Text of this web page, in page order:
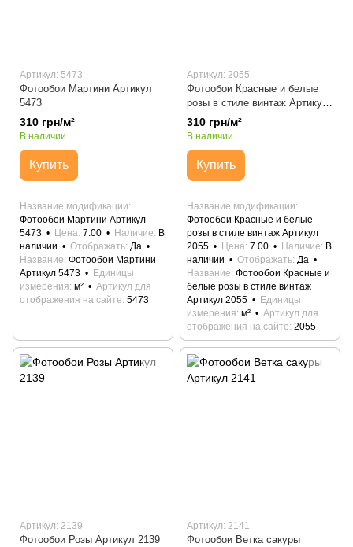
Артикул: 5473
Фотообои Мартини Артикул
5473
310 грн/м²
В наличии
Купить
Название модификации
Фотообои Мартини Артикул
5473
Цена 7.00 Наличие
В
наличии
Отображать Да
Название Фотообои Мартини
Артикул 5473
Единицы
измерения м²
Артикул для
отображения на сайте 5473
Артикул: 2055
Фотообои Красные и белые
розы в стиле винтаж Артикул
2055
310 грн/м²
В наличии
Купить
Название модификации
Фотообои Красные и белые
розы в стиле винтаж Артикул
2055
Цена 7.00 Наличие
В
наличии
Отображать Да
Название Фотообои Красные и
белые розы в стиле винтаж
Артикул 2055
Единицы
измерения м²
Артикул для
отображения на сайте 2055
Артикул: 2139
Фотообои Розы Артикул 2139
Артикул: 2141
Фотообои Ветка сакуры